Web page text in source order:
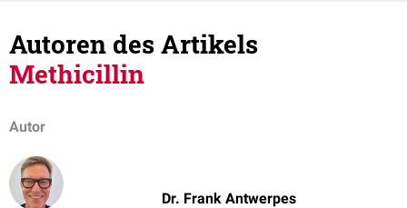
Autoren des Artikels
Methicillin
Autor
Dr. Frank Antwerpes